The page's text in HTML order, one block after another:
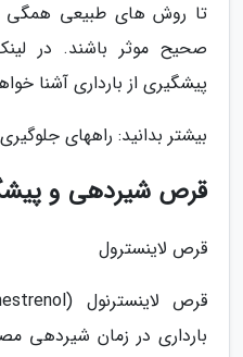
تا روش های طبیعی همگی
صحیح موثر باشند. در
پیشگیری از بارداری آشنا
بیشتر بدانید: راههای
قرص شیردهی و
قرص لاینسترول
بارداری در زمان شیردهی